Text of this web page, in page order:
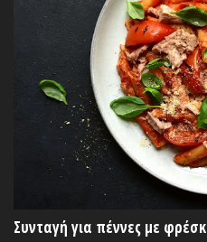
Συνταγή για πέννες με